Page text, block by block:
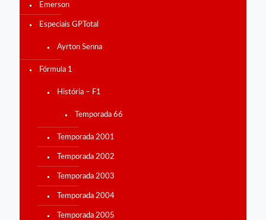
Emerson
Especiais GPTotal
Ayrton Senna
Fórmula 1
História – F1
Temporada 66
Temporada 2001
Temporada 2002
Temporada 2003
Temporada 2004
Temporada 2005